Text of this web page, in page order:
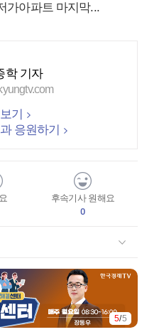
가아파트 마지막...
학 기자
기
응원하기
후속기사 원해요
0
5/5